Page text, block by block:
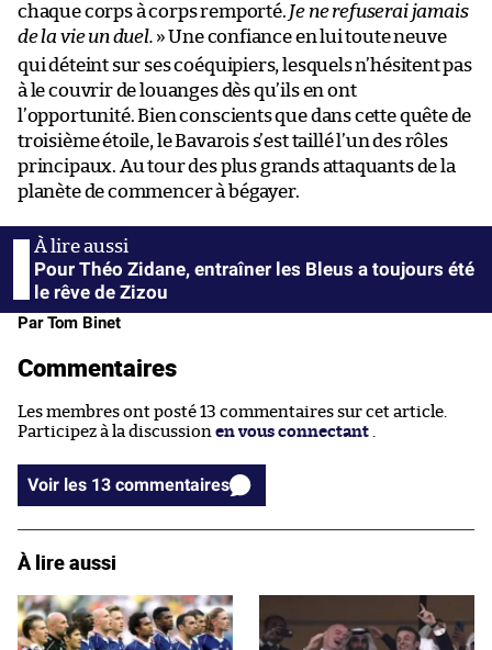
chaque corps à corps remporté. Je ne refuserai jamais
de la vie un duel. » Une confiance en lui toute neuve
qui déteint sur ses coéquipiers, lesquels n’hésitent pas
à le couvrir de louanges dès qu’ils en ont
l’opportunité. Bien conscients que dans cette quête de
troisième étoile, le Bavarois s’est taillé l’un des rôles
principaux. Au tour des plus grands attaquants de la
planète de commencer à bégayer.
Pour Théo Zidane, entraîner les Bleus a toujours été
le rêve de Zizou
Par Tom Binet
Commentaires
Les membres ont posté 13 commentaires sur cet article.
Participez à la discussion en vous connectant
Voir les 13 commentaires
À lire aussi